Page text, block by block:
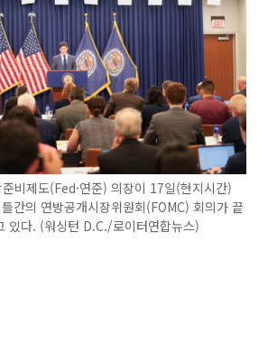
비제도(Fed·연준) 의장이 17일(현지시간)
간의 연방공개시장위원회(FOMC) 회의가 끝
있다. (워싱턴 D.C./로이터연합뉴스)